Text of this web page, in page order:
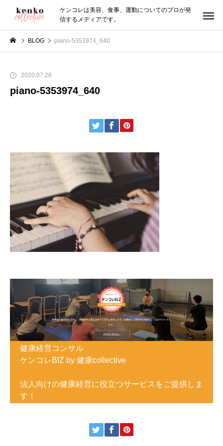
ケンコレは美容、食事、運動についてのプロが発
信するメディアです。
BLOG piano-5353974_640
2020.07.26
piano-5353974_640
健康経営コンサル
ケンコレBIZ by 健康collective
法人向けの健康経営に役立つサービスをご提供しま
す！